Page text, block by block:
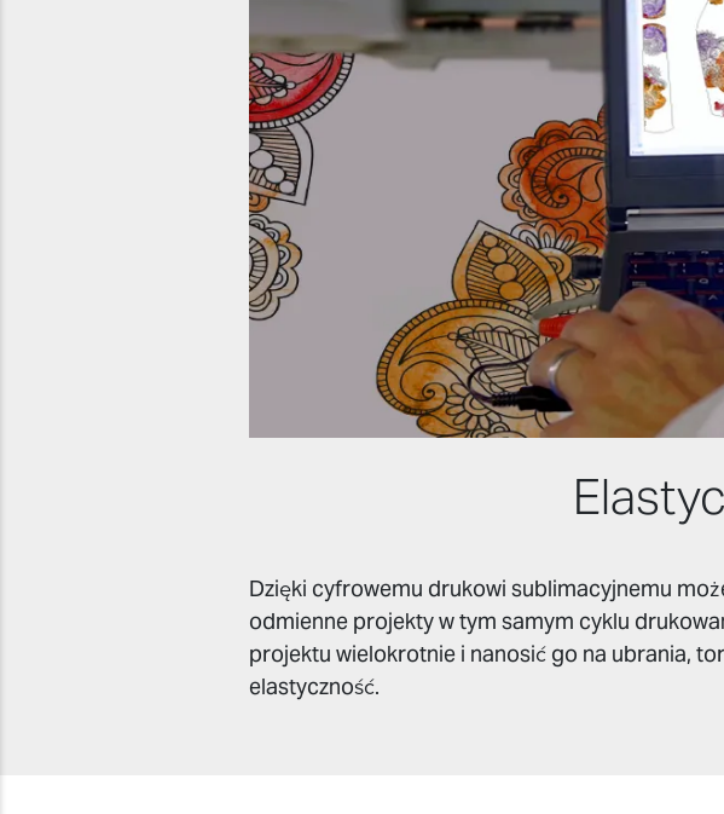
Dzięki cyfrowemu drukowi sublimacyjnemu
odmienne projekty w tym samym cyklu
projektu wielokrotnie i nanosić go na ubrania,
elastyczność.